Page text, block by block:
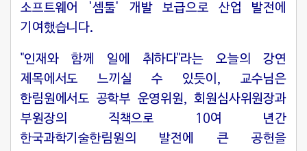
소프트웨어 '셈툴' 개발 보급으로 산업 발전에
기여했습니다.
"인재와 함께 일에 취하다"라는 오늘의 강연
제목에서도 느끼실 수 있듯이, 교수님은
한림원에서도 공학부 운영위원, 회원심사위원장과
부원장의 직책으로 10여 년간
한국과학기술한림원의 발전에 큰 공헌을